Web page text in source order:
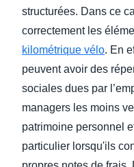
structurées. Dans ce
correctement les
kilométrique vélo. En
peuvent avoir des
sociales dues par
managers les moins
patrimoine personnel
particulier lorsqu'ils